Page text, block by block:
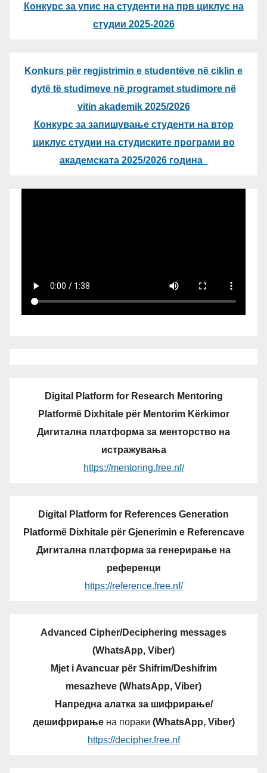
Конкурс за упис на студенти на прв циклус на
студии 2025-2026
Konkurs për regjistrimin e studentëve në ciklin e
dytë të studimeve në programet studimore në
vitin akademik 2025/2026
Конкурс за запишување студенти на втор
циклус студии на студиските програми во
академската 2025/2026 година
Digital Platform for Research Mentoring
Platformë Dixhitale për Mentorim Kërkimor
Дигитална платформа за менторство на
истражувања
https://mentoring.free.nf/
Digital Platform for References Generation
Platformë Dixhitale për Gjenerimin e Referencave
Дигитална платформа за генерирање на
референци
https://reference.free.nf/
Advanced Cipher/Deciphering messages
(WhatsApp, Viber)
Mjet i Avancuar për Shifrim/Deshifrim
mesazheve (WhatsApp, Viber)
Напредна алатка за шифрирање/
дешифрирањена пораки (WhatsApp, Viber)
https://decipher.free.nf